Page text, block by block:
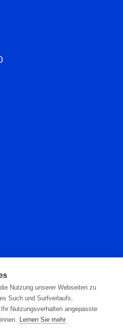
Nutzung unserer Webseiten zu
Such und Surfverlaufs,
Nutzungsverhalten angepasste
Lernen Sie mehr